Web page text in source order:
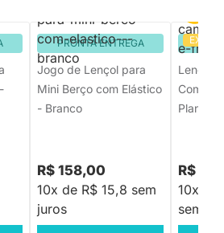
PRONTA ENTREGA
Jogo de Lençol para
Mini Berço com Elástico
- Branco
R$ 158,00
10x de R$ 15,8 sem
juros
Lençol
Com
Planetas
R$
10x de
sem